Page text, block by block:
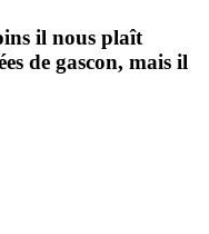
il nous plaît
de gascon, mais il